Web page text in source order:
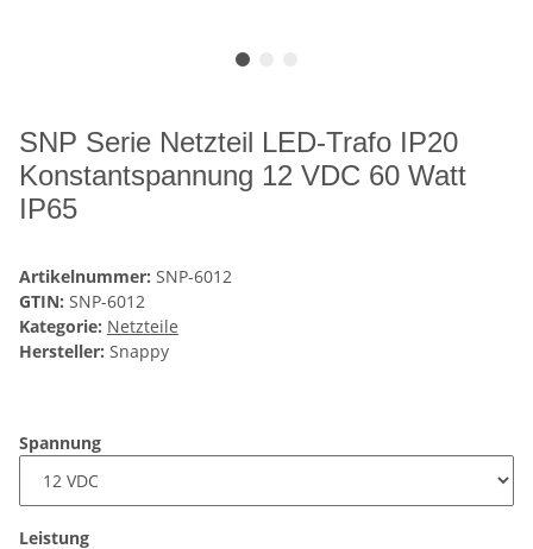
SNP Serie Netzteil LED-Trafo IP20
Konstantspannung 12 VDC 60 Watt
IP65
Artikelnummer: SNP-6012
GTIN: SNP-6012
Kategorie: Netzteile
Hersteller: Snappy
Spannung
Leistung